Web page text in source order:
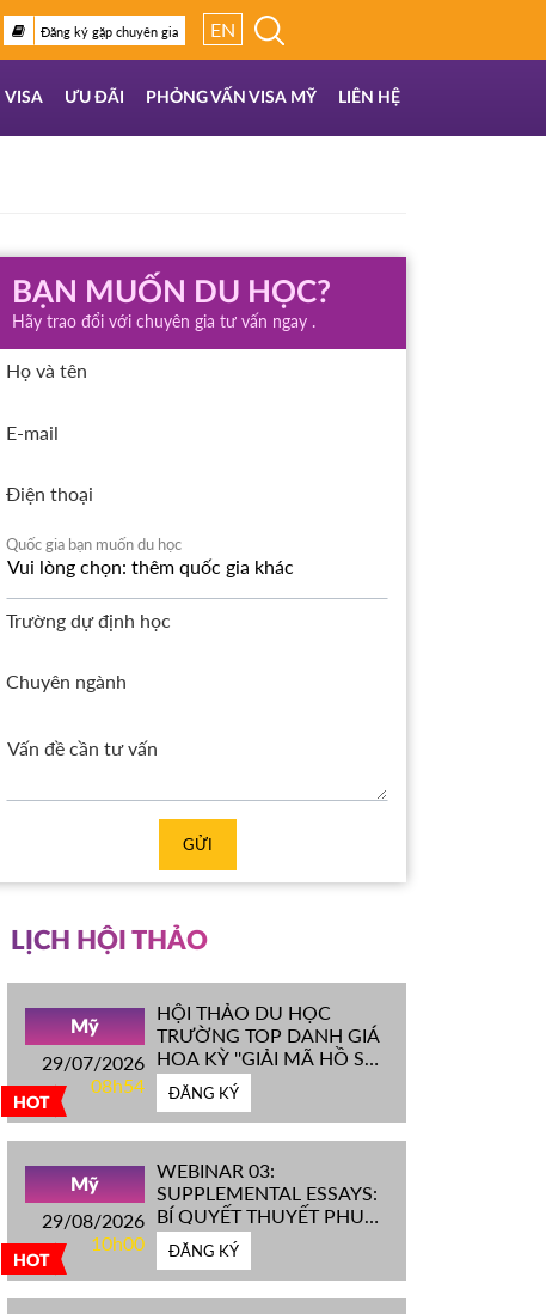
Đăng ký gặp chuyên gia EN
VISA ƯU ĐÃI PHỎNG VẤN VISA MỸ LIÊN HỆ
BẠN MUỐN DU HỌC?
Hãy trao đổi với chuyên gia tư vấn ngay .
Họ và tên
E-mail
Điện thoại
Quốc gia bạn muốn du học
Trường dự định học
Chuyên ngành
GỬI
LỊCH HỘI THẢO
HOT
Mỹ
29/07/2026
08h54
HỘI THẢO DU HỌC
TRƯỜNG TOP DANH GIÁ
HOA KỲ ''GIẢI MÃ HỒ SƠ
IVY LEAGUE''
ĐĂNG KÝ
HOT
Mỹ
29/08/2026
10h00
WEBINAR 03:
SUPPLEMENTAL ESSAYS:
BÍ QUYẾT THUYẾT PHỤC
HỘI ĐỒNG TUYỂN SINH
ĐH TOP ĐẦU MỸ
ĐĂNG KÝ